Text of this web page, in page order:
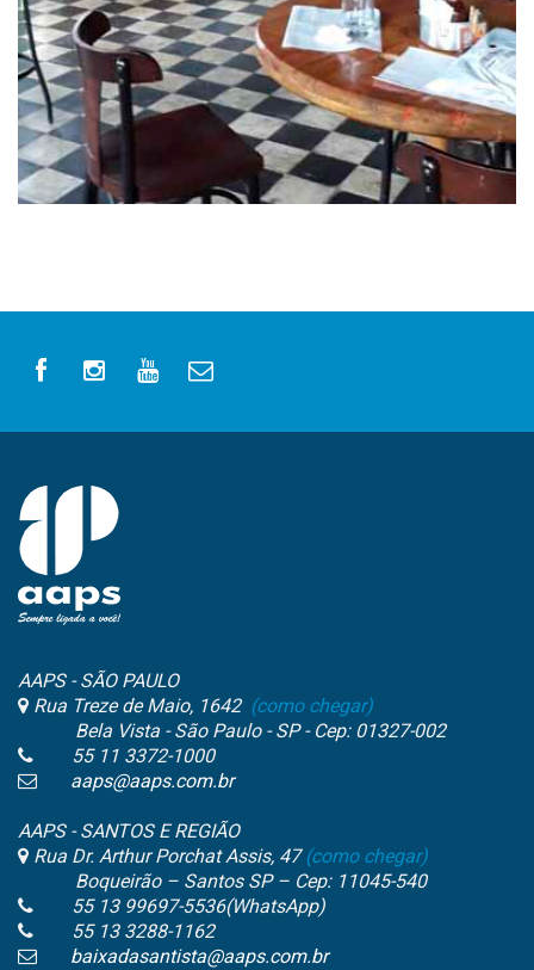
AAPS - SÃO PAULO
Rua Treze de Maio, 1642 (como chegar)
Bela Vista - São Paulo - SP - Cep: 01327-002
55 11 3372-1000
aaps@aaps.com.br
AAPS - SANTOS E REGIÃO
Rua Dr. Arthur Porchat Assis, 47(como chegar)
Boqueirão – Santos SP – Cep: 11045-540
55 13 99697-5536(WhatsApp)
55 13 3288-1162
baixadasantista@aaps.com.br